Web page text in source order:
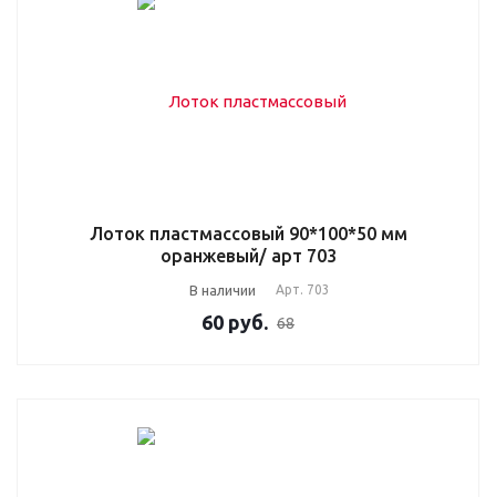
Лоток пластмассовый 90*100*50 мм
оранжевый/ арт 703
В наличии Арт. 703
60 руб. 68